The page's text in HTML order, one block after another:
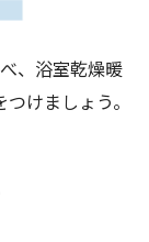
、浴室乾燥暖
けましょう。